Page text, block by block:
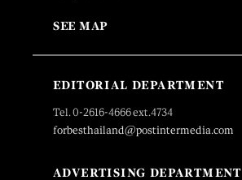
SEE MAP
EDITORIAL DEPARTMENT
Tel. 0-2616-4666 ext.4734
forbesthailand@postintermedia.com
ADVERTISING DEPARTMENT